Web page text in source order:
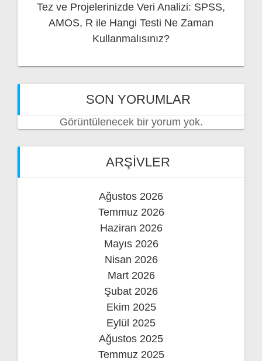
Tez ve Projelerinizde Veri Analizi: SPSS,
AMOS, R ile Hangi Testi Ne Zaman
Kullanmalısınız?
SON YORUMLAR
Görüntülenecek bir yorum yok.
ARŞIVLER
Ağustos 2026
Temmuz 2026
Haziran 2026
Mayıs 2026
Nisan 2026
Mart 2026
Şubat 2026
Ekim 2025
Eylül 2025
Ağustos 2025
Temmuz 2025